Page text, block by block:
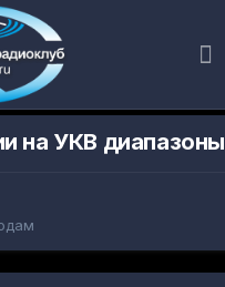
на УКВ диапазоны